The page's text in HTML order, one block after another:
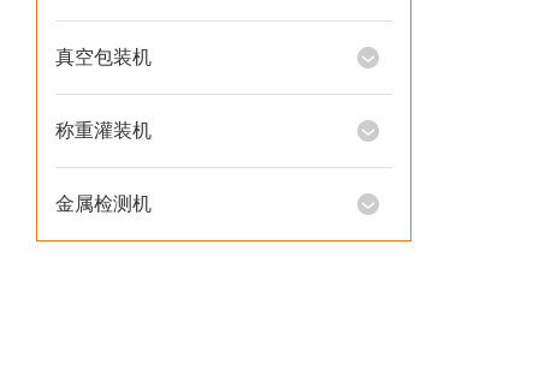
真空包装机
称重灌装机
金属检测机